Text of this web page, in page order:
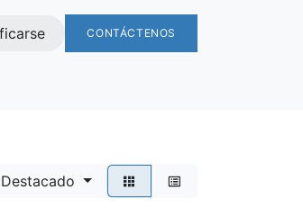
CONTÁCTENOS
Destacado